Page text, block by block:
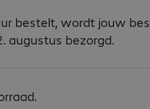
bestelt, wordt jouw
augustus bezorgd.